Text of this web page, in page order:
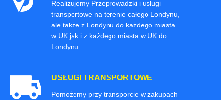
Realizujemy Przeprowadzki i usługi
transportowe na terenie całego Londynu,
ale także z Londynu do każdego miasta
w UK jak i z każdego miasta w UK do
Londynu.
USŁUGI TRANSPORTOWE
Pomożemy przy transporcie w zakupach